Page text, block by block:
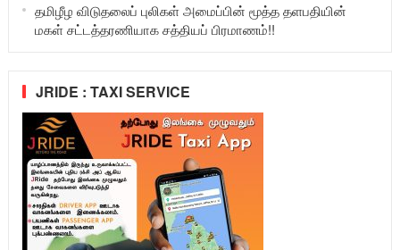
தமிழீழ விடுதலைப் புலிகள் அமைப்பின் மூத்த தளபதியின்
மகள் சட்டத்தரணியாக சத்தியப் பிரமாணம்!!
JRIDE : TAXI SERVICE